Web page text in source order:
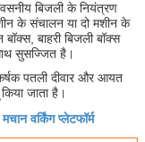
बिजली के नियंत्रण
के संचालन या दो मशीन के
बाहरी बिजली बॉक्स
सुसज्जित है।
पतली दीवार और आयत
जाता है।
मचान वर्किंग प्लेटफॉर्म